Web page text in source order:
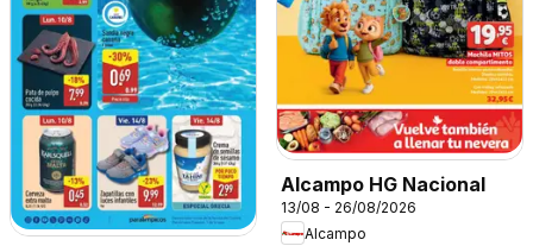
Alcampo HG Nacional
13/08 - 26/08/2026
Alcampo